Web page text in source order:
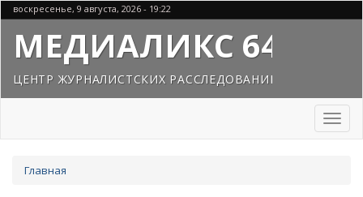
Перейти
к
основному
содержанию
воскресенье, 9 августа, 2026 - 19:22
МЕДИАЛИКС 64
ЦЕНТР ЖУРНАЛИСТСКИХ РАССЛЕДОВАНИЙ
Toggle
здесь
Главная